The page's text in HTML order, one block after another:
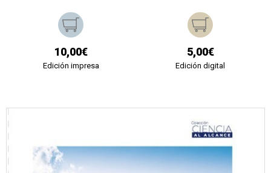
10,00€
Edición impresa
5,00€
Edición digital